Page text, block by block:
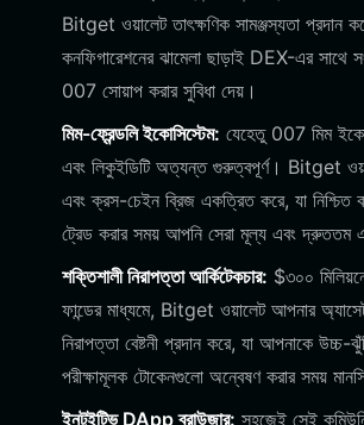
Bitget ওয়ালেট তাৎক্ষণিক সামঞ্জস্যতা প্রদান
কনফিগারেশনের ঝামেলা ছাড়াই DEX-এর সাথে
007 সোয়াপ করার সুবিধা দেয়।
মিম-ফ্রেন্ডলি ইকোসিস্টেম: যেহেতু 007 মিম
এবং লিকুইডিটি অত্যন্ত গুরুত্বপূর্ণ। Bitget
এবং ক্রস-চেইন ব্রিজ একত্রিত করে, যা নিশ্চিত
ট্রেড করার সময় আপনি সেরা মূল্য এবং দ্রুততম
শক্তিশালী নিরাপত্তা আর্কিটেকচার: $৩০০
ফান্ডের মাধ্যমে, Bitget ওয়ালেট আপনার
নিরাপত্তা বেষ্টনী প্রদান করে, যা আপনাকে উচ্চ-
পরীক্ষামূলক টোকেনগুলো অন্বেষণ করার সময়
ইনটুইটিভ DApp ব্রাউজার: সহজেই সেই